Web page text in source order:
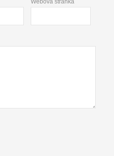
Webová stránka